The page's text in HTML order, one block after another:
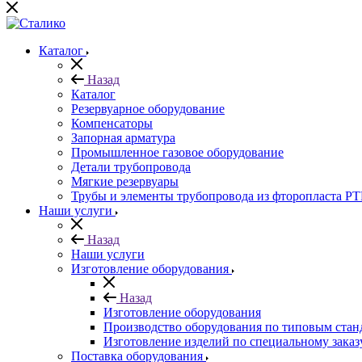
Каталог
Назад
Каталог
Резервуарное оборудование
Компенсаторы
Запорная арматура
Промышленное газовое оборудование
Детали трубопровода
Мягкие резервуары
Трубы и элементы трубопровода из фторопласта
Наши услуги
Назад
Наши услуги
Изготовление оборудования
Назад
Изготовление оборудования
Производство оборудования по типовым
Изготовление изделий по специальному
Поставка оборудования